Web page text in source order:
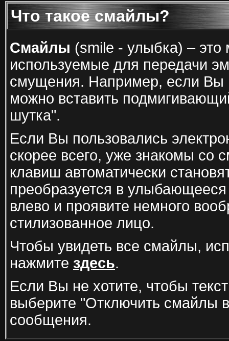
Что такое смайлы?
Смайлы (smile - улыбка) – это
используемые для передачи
смущения. Например, если Вы
можно вставить
шутка".
Если Вы пользовались
скорее всего, уже знакомы со
клавиш автоматически
преобразуется в
влево и проявите немного
стилизованное лицо.
Чтобы увидеть все смайлы,
нажмите здесь.
Если Вы не хотите, чтобы
выберите "Отключить смайлы
сообщения.